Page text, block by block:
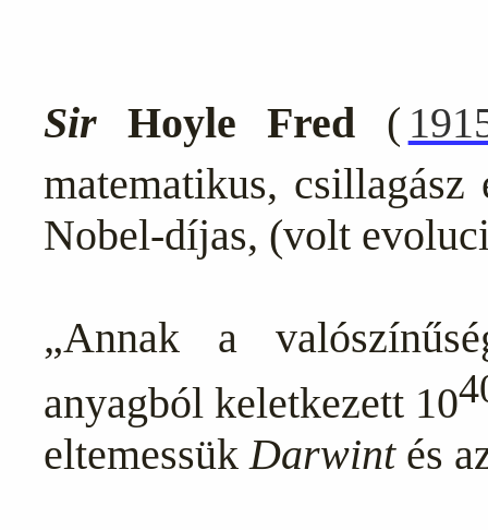
Sir Hoyle Fred (
matematikus,
Nobel-díjas, (volt
„Annak a
anyagból keletkezett 10
eltemessük Darwint és